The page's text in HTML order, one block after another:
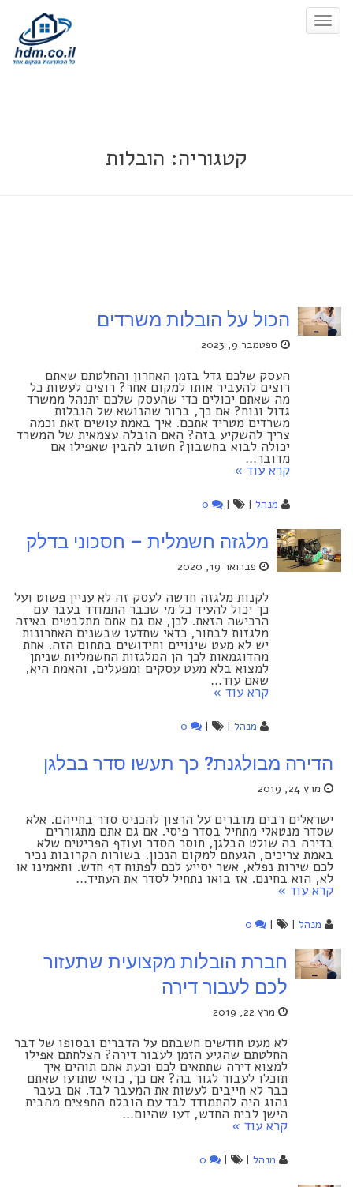
Toggle
Navigation
קטגוריה: הובלות
הכול על הובלות משרדים
ספטמבר 9, 2023
העסק שלכם גדל בזמן האחרון והחלטתם שאתם
רוצים להעביר אותו למקום אחר? רוצים לעשות כל
מה שאתם יכולים כדי שהעסק שלכם יתנהל ממשרד
גדול ונוח? אם כך, ברור שהנושא של הובלות
משרדים מטריד אתכם. איך באמת עושים זאת וכמה
צריך להשקיע בזה? האם הובלה עצמאית של המשרד
יכולה לבוא בחשבון? חשוב להבין שאפילו אם
מדובר…
קרא עוד »
מנהל|
|
0
מלגזה חשמלית – חסכוני בדלק
פברואר 19, 2020
לקנות מלגזה חדשה לעסק זה לא עניין פשוט ועל
כך יכול להעיד כל מי שכבר התמודד בעבר עם
הרכישה הזאת. לכן, אם גם אתם מתלבטים באיזה
מלגזות לבחור, כדאי שתדעו שבשנים האחרונות
יש לא מעט שינויים וחידושים בתחום הזה. אחת
מהדוגמאות לכך הן המלגזות החשמליות שניתן
למצוא בלא מעט עסקים ומפעלים, והאמת היא,
שאם עוד…
קרא עוד »
מנהל|
|
0
הדירה מבולגנת? כך תעשו סדר בבלגן
מרץ 24, 2019
ישראלים רבים מדברים על הרצון להכניס סדר בחייהם. אלא
שסדר מנטאלי מתחיל בסדר פיסי. אם גם אתם מתגוררים
בדירה בה שולט הבלגן, חוסר הסדר ועודף הפריטים שלא
באמת צריכים, הגעתם למקום הנכון. בשורות הקרובות נכיר
לכם שירות נפלא, אשר יסייע לכם לפתוח דף חדש. ותאמינו או
לא, הוא בחינם. אז בואו נתחיל לסדר את העתיד…
קרא עוד »
מנהל|
|
0
חברת הובלות מקצועית שתעזור
לכם לעבור דירה
מרץ 22, 2019
לא מעט חודשים חשבתם על הדברים ובסופו של דבר
החלטתם שהגיע הזמן לעבור דירה? הצלחתם אפילו
למצוא דירה שתתאים לכם וכעת אתם תוהים איך
תוכלו לעבור לגור בה? אם כך, כדאי שתדעו שאתם
כבר לא חייבים לעשות את המעבר לבד. אם בעבר
נהוג היה להתמודד לבד עם הובלת החפצים מהבית
הישן לבית החדש, דעו שהיום…
קרא עוד »
מנהל|
|
0